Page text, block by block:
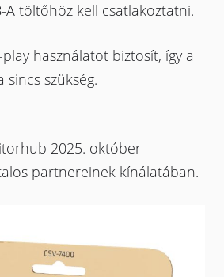
A töltőhöz kell csatlakoztatni.
használatot biztosít, így a
szükség.
2025. október
partnereinek kínálatában.